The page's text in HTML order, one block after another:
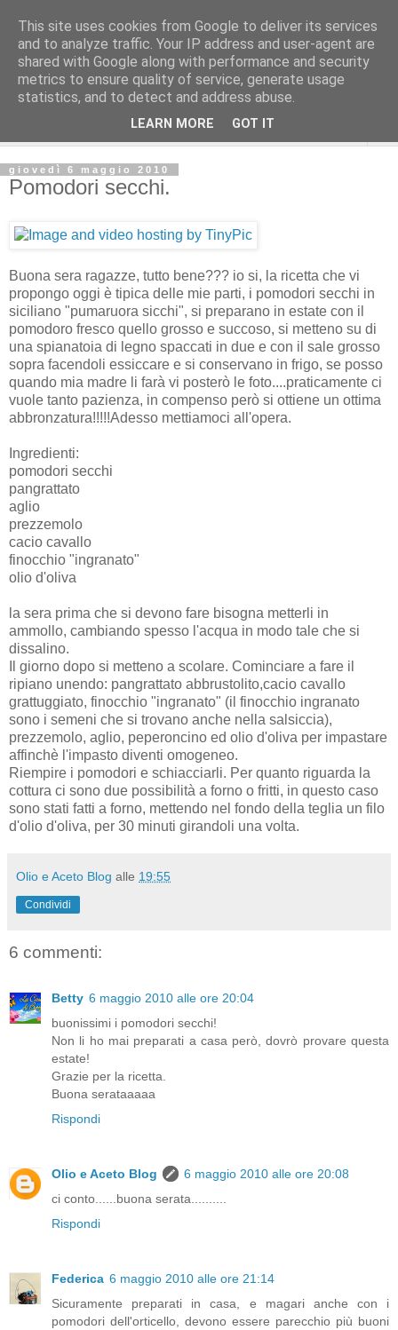
giovedì 6 maggio 2010
Pomodori secchi.
Buona sera ragazze, tutto bene??? io si, la ricetta che vi
propongo oggi è tipica delle mie parti, i pomodori secchi in
siciliano "pumaruora sicchi", si preparano in estate con il
pomodoro fresco quello grosso e succoso, si metteno su di
una spianatoia di legno spaccati in due e con il sale grosso
sopra facendoli essiccare e si conservano in frigo, se posso
quando mia madre li farà vi posterò le foto....praticamente ci
vuole tanto pazienza, in compenso però si ottiene un ottima
abbronzatura!!!!!Adesso mettiamoci all'opera.
Ingredienti:
pomodori secchi
pangrattato
aglio
prezzemolo
cacio cavallo
finocchio "ingranato"
olio d'oliva
la sera prima che si devono fare bisogna metterli in
ammollo, cambiando spesso l'acqua in modo tale che si
dissalino.
Il giorno dopo si metteno a scolare. Cominciare a fare il
ripiano unendo: pangrattato abbrustolito,cacio cavallo
grattuggiato, finocchio "ingranato" (il finocchio ingranato
sono i semeni che si trovano anche nella salsiccia),
prezzemolo, aglio, peperoncino ed olio d'oliva per impastare
affinchè l'impasto diventi omogeneo.
Riempire i pomodori e schiacciarli. Per quanto riguarda la
cottura ci sono due possibilità a forno o fritti, in questo caso
sono stati fatti a forno, mettendo nel fondo della teglia un filo
d'olio d'oliva, per 30 minuti girandoli una volta.
Olio e Aceto Blog alle 19:55
Condividi
6 commenti:
Betty 6 maggio 2010 alle ore 20:04
buonissimi i pomodori secchi!
Non li ho mai preparati a casa però, dovrò provare questa
estate!
Grazie per la ricetta.
Buona serataaaaa
Rispondi
Olio e Aceto Blog
6 maggio 2010 alle ore 20:08
ci conto......buona serata..........
Rispondi
Federica 6 maggio 2010 alle ore 21:14
Sicuramente preparati in casa, e magari anche con i
pomodori dell'orticello, devono essere parecchio più buoni
This site uses cookies from Google to deliver its services
and to analyze traffic. Your IP address and user-agent are
shared with Google along with performance and security
metrics to ensure quality of service, generate usage
statistics, and to detect and address abuse.
LEARN MORE GOT IT